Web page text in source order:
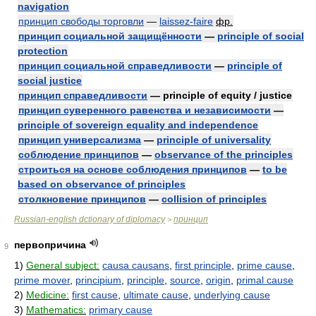
navigation
принцип свободы торговли — laissez-faire фр.
принцип социальной защищённости — principle of social
protection
принцип социальной справедливости — principle of
social justice
принцип справедливости — principle of equity / justice
принцип суверенного равенства и независимости —
principle of sovereign equality and independence
принцип универсализма — principle of universality
соблюдение принципов — observance of the principles
строиться на основе соблюдения принципов — to be
based on observance of principles
столкновение принципов — collision of principles
Russian-english dctionary of diplomacy> принцип
9
первопричина
1) General subject: causa causans first principle prime cause
prime mover, principium principle source origin
primal cause
2) Medicine: first cause ultimate cause underlying cause
3) Mathematics: primary cause